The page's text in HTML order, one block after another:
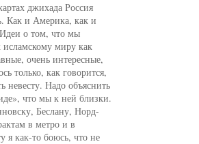
джихада Россия
Как и Америка, как и
о том, что мы
исламскому миру как
очень интересные,
только, как говорится,
невесту. Надо объяснить
что мы к ней близки.
Беслану, Норд-
в метро и в
я как-то боюсь, что не